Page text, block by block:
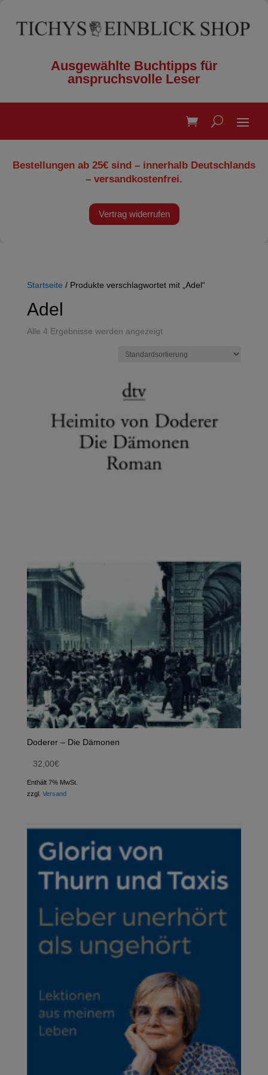
Ausgewählte Buchtipps für
anspruchsvolle Leser
Bestellungen ab 25€ sind – innerhalb Deutschlands
– versandkostenfrei.
Vertrag widerrufen
Startseite / Produkte verschlagwortet mit „Adel“
Adel
Alle 4 Ergebnisse werden angezeigt
Doderer – Die Dämonen
32,00€
Enthält 7% MwSt.
zzgl. Versand